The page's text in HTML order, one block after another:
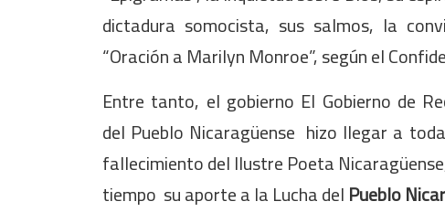
dictadura somocista, sus salmos, la
“Oración a Marilyn Monroe”, según el
Entre tanto, el gobierno El Gobierno de
del Pueblo Nicaragüense hizo llegar a
fallecimiento del Ilustre Poeta
tiempo su aporte a la Lucha delPueblo